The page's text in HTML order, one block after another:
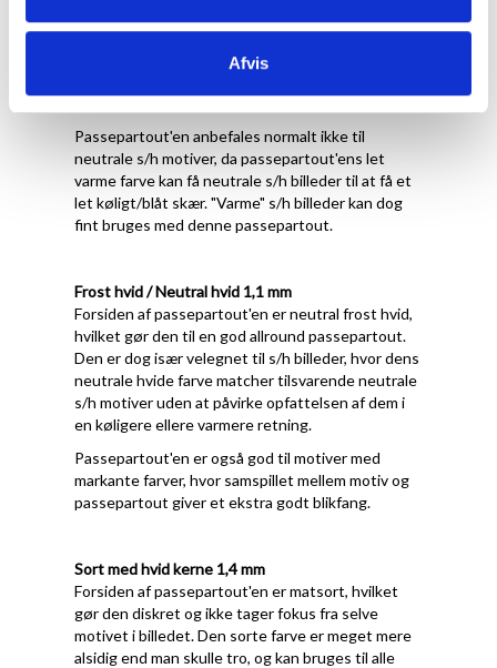
Afvis
porcelænshvid med struktur, hvilket gør den
velegnet til motiver, der har varme farver og/eller
hvid.
Passepartout'en anbefales normalt ikke til
neutrale s/h motiver, da passepartout'ens let
varme farve kan få neutrale s/h billeder til at få et
let køligt/blåt skær. "Varme" s/h billeder kan dog
fint bruges med denne passepartout.
Frost hvid / Neutral hvid 1,1 mm
Forsiden af passepartout'en er neutral frost hvid,
hvilket gør den til en god allround passepartout.
Den er dog især velegnet til s/h billeder, hvor dens
neutrale hvide farve matcher tilsvarende neutrale
s/h motiver uden at påvirke opfattelsen af dem i
en køligere ellere varmere retning.
Passepartout'en er også god til motiver med
markante farver, hvor samspillet mellem motiv og
passepartout giver et ekstra godt blikfang.
Sort med hvid kerne 1,4 mm
Forsiden af passepartout'en er matsort, hvilket
gør den diskret og ikke tager fokus fra selve
motivet i billedet. Den sorte farve er meget mere
alsidig end man skulle tro, og kan bruges til alle